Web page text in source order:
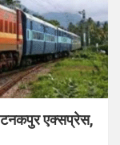
एक्सप्रेस,